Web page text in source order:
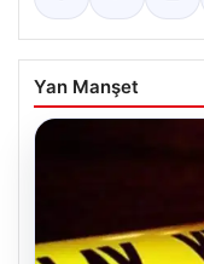
Yan Manşet